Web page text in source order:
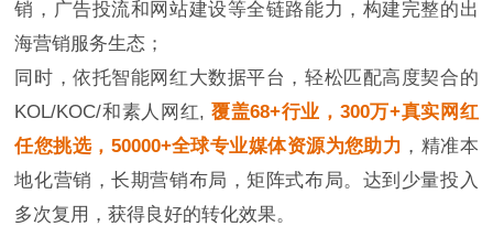
销，广告投流和网站建设等全链路能力，构建完整的出
海营销服务生态；
同时，依托智能网红大数据平台，轻松匹配高度契合的
KOL/KOC/和素人网红, 覆盖68+行业，300万+真实网红
任您挑选，50000+全球专业媒体资源为您助力 ，精准本
地化营销，长期营销布局，矩阵式布局。达到少量投入
多次复用，获得良好的转化效果。